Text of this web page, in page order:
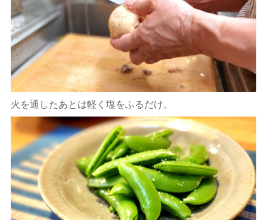
火を通したあとは軽く塩をふるだけ。